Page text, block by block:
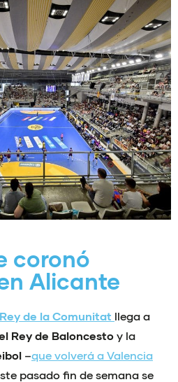
coronó
Alicante
de la Comunitat llega a
Rey de Baloncesto y la
–que volverá a Valencia
pasado fin de semana se